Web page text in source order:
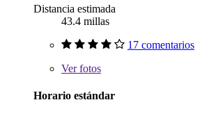
Distancia estimada
43.4 millas
17 comentarios
Verfotos
Horario estándar